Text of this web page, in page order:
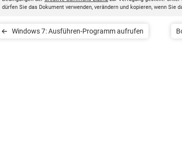
dürfen Sie das Dokument verwenden, verändern und kopieren, wenn Sie
Windows 7: Ausführen-Programm aufrufen